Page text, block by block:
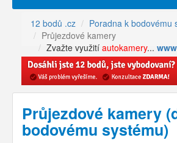
12 bodů .cz
Poradna k bodovému
Průjezdové kamery
Zvažte využití autokamery...
Průjezdové kamery
bodovému systému)